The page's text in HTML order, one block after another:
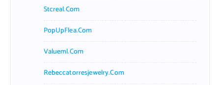
Stcreal.com
PopUpFlea.com
Valueml.com
Rebeccatorresjewelry.com